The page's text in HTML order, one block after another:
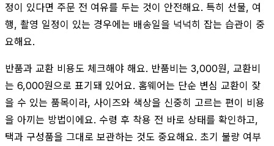
정이 있다면 주문 전 여유를 두는 것이 안전해요. 특히 선물, 여
행, 촬영 일정이 있는 경우에는 배송일을 넉넉히 잡는 습관이 중
요해요.
반품과 교환 비용도 체크해야 해요. 반품비는 3,000원, 교환비
는 6,000원으로 표기돼 있어요. 홈웨어는 단순 변심 교환이 잦
을 수 있는 품목이라, 사이즈와 색상을 신중히 고르는 편이 비용
을 아끼는 방법이에요. 수령 후 착용 전 바로 상태를 확인하고,
택과 구성품을 그대로 보관하는 것도 중요해요. 초기 불량 여부